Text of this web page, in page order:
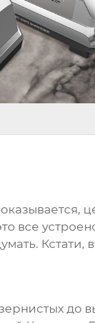
все
Кстати,
до